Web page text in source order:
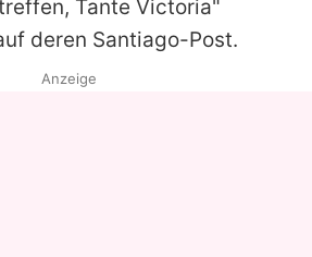
Tante Victoria"
deren Santiago-Post.
Anzeige